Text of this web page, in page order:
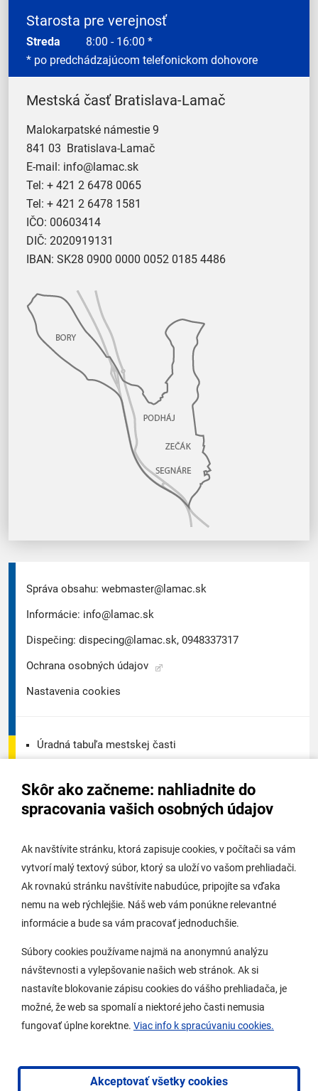
Skôr ako začneme: nahliadnite do
spracovania vašich osobných údajov
Ak navštívite stránku, ktorá zapisuje cookies, v počítači sa vám
vytvorí malý textový súbor, ktorý sa uloží vo vašom prehliadači.
Ak rovnakú stránku navštívite nabudúce, pripojíte sa vďaka
nemu na web rýchlejšie. Náš web vám ponúkne relevantné
informácie a bude sa vám pracovať jednoduchšie.
Súbory cookies používame najmä na anonymnú analýzu
návštevnosti a vylepšovanie našich web stránok. Ak si
nastavíte blokovanie zápisu cookies do vášho prehliadača, je
možné, že web sa spomalí a niektoré jeho časti nemusia
fungovať úplne korektne. Viac info k spracúvaniu cookies.
Akceptovať všetky cookies
Starosta pre verejnosť
Streda 8:00 - 16:00 *
* po predchádzajúcom telefonickom dohovore
Mestská časť Bratislava-Lamač
Malokarpatské námestie 9
841 03 Bratislava-Lamač
E-mail: info@lamac.sk
Tel: + 421 2 6478 0065
Tel: + 421 2 6478 1581
IČO: 00603414
DIČ: 2020919131
IBAN: SK28 0900 0000 0052 0185 4486
Správa obsahu: webmaster@lamac.sk
Informácie: info@lamac.sk
Dispečing: dispecing@lamac.sk, 0948337317
Ochrana osobných údajov
Nastavenia cookies
Úradná tabuľa mestskej časti
Úradná tabuľa stavebného úradu
Potrebujem vybaviť
Samospráva
O Lamači
Mobilná aplikácia
Kontakty